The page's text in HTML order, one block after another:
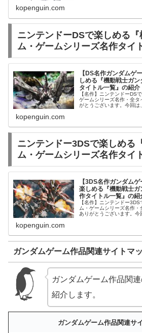
kopenguin.com
ニンテンドーDSで楽しめる
ム・ゲームシリーズ名作タイ
【DS名作ガンダムゲ
しめる『機動戦士ガ
タイトル一覧』の紹介
【名作】ニンテンドーDS
ゲームシリーズ名作・全タ
がとうございます。今回は
kopenguin.com
ニンテンドー3DSで楽しめる
ム・ゲームシリーズ名作タイ
【3DS名作ガンダム
楽しめる『機動戦士
作タイトル一覧』の紹
【名作】ニンテンドー
ム・ゲームシリーズ名作・
ありがとうございます。
kopenguin.com
ガンダムゲーム作品関連サイトマ
ガンダムゲーム作品関
紹介します。
ガンダムゲーム作品関連サ